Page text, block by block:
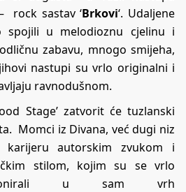
rock sastav ‘Brkovi‘. Udaljene
spojili u melodioznu cjelinu i
zabavu, mnogo smijeha,
nastupi su vrlo originalni i
ravnodušnom.
Stage’ zatvorit će tuzlanski
Momci iz Divana, već dugi niz
karijeru autorskim zvukom i
stilom, kojim su se vrlo
u sam vrh